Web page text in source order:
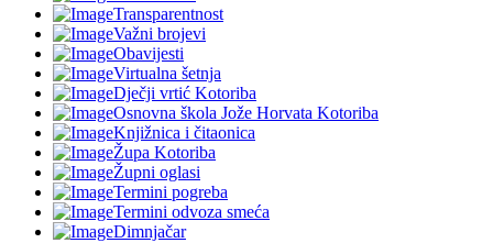
Transparentnost
Važni brojevi
Obavijesti
Virtualna šetnja
Dječji vrtić Kotoriba
Osnovna škola Jože Horvata Kotoriba
Knjižnica i čitaonica
Župa Kotoriba
Župni oglasi
Termini pogreba
Termini odvoza smeća
Dimnjačar